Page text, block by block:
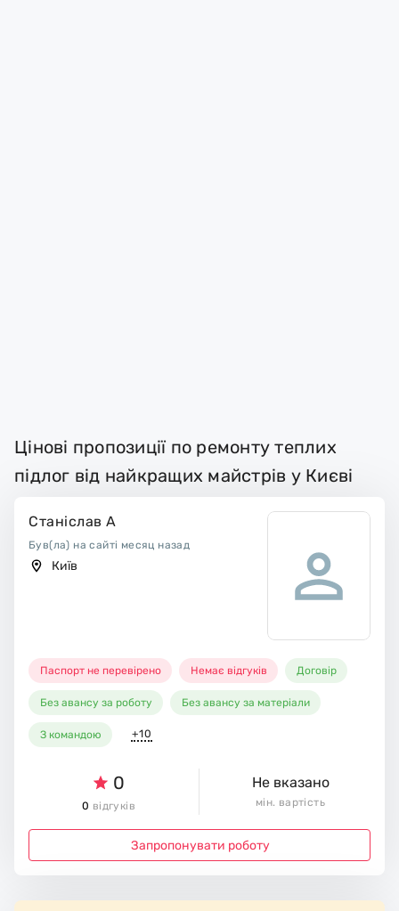
Цінові пропозиції по ремонту теплих
підлог від найкращих майстрів у Києві
Станіслав А
Був(ла) на сайті месяц назад
Київ
Паспорт не перевірено Немає відгуків Договір
Без авансу за роботу Без авансу за матеріали
З командою +10
0
0 відгуків
Не вказано
мін. вартість
Запропонувати роботу